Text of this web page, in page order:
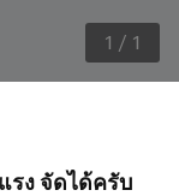
1 / 1
รง จัดได้ครับ